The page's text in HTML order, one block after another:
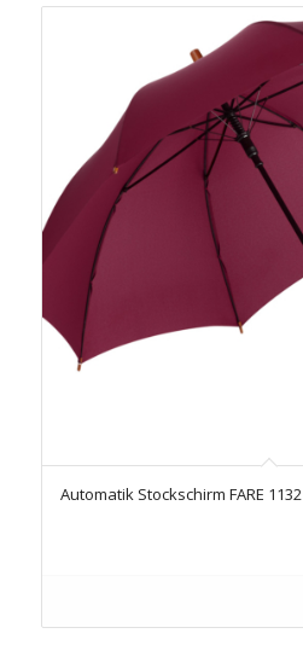
Automatik Stockschirm FARE 1132